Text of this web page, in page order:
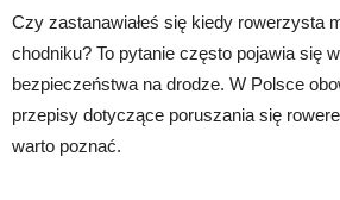
Czy zastanawiałeś się kiedy rowerzysta
chodniku? To pytanie często pojawia się
bezpieczeństwa na drodze. W Polsce
przepisy dotyczące poruszania się
warto poznać.